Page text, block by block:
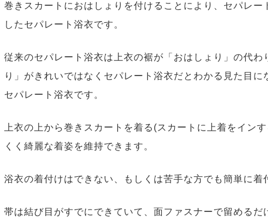
巻きスカートにおはしょりを付けることにより、セパレ
したセパレート浴衣です。
従来のセパレート浴衣は上衣の裾が「おはしょり」の代
り」がきれいではなくセパレート浴衣だとわかる見た目
セパレート浴衣です。
上衣の上から巻きスカートを着る(スカートに上着をイン
くく綺麗な着姿を維持できます。
浴衣の着付けはできない、もしくは苦手な方でも簡単に着
帯は結び目がすでにできていて、面ファスナーで留める